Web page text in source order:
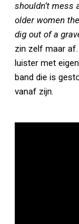
shouldn’t mess
older women
dig out of a
zin zelf maar
luister met
band die is
vanaf zijn.